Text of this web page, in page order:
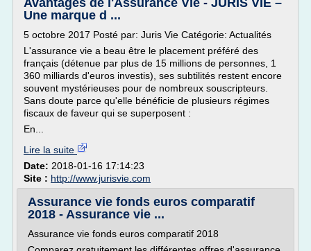
Avantages de l'Assurance Vie - JURIS VIE –
Une marque d ...
5 octobre 2017 Posté par: Juris Vie Catégorie: Actualités
L'assurance vie a beau être le placement préféré des
français (détenue par plus de 15 millions de personnes, 1
360 milliards d'euros investis), ses subtilités restent encore
souvent mystérieuses pour de nombreux souscripteurs.
Sans doute parce qu'elle bénéficie de plusieurs régimes
fiscaux de faveur qui se superposent :
En...
Lire la suite
Date: 2018-01-16 17:14:23
Site : http://www.jurisvie.com
Assurance vie fonds euros comparatif
2018 - Assurance vie ...
Assurance vie fonds euros comparatif 2018